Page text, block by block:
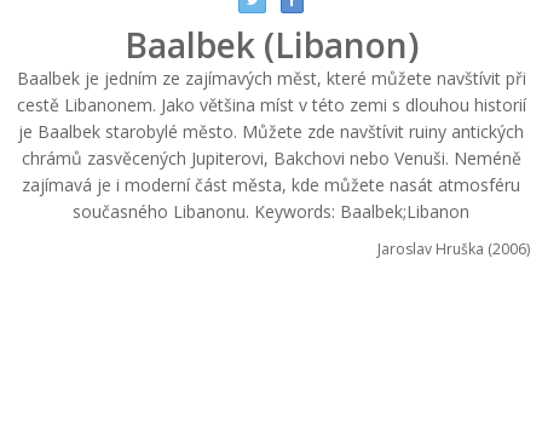
Baalbek (Libanon)
Baalbek je jedním ze zajímavých měst, které můžete navštívit při
cestě Libanonem. Jako většina míst v této zemi s dlouhou historií
je Baalbek starobylé město. Můžete zde navštívit ruiny antických
chrámů zasvěcených Jupiterovi, Bakchovi nebo Venuši. Neméně
zajímavá je i moderní část města, kde můžete nasát atmosféru
současného Libanonu. Keywords: Baalbek;Libanon
Jaroslav Hruška (2006)